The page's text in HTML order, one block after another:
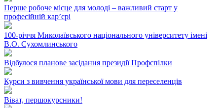
Перше робоче місце для молоді – важливий старт у
професійній кар’єрі
100-річчя Миколаївського національного університету імені
В.О. Сухомлинського
Відбулося планове засідання президії Профспілки
Курси з вивчення української мови для переселенців
Віват, першокурсники!